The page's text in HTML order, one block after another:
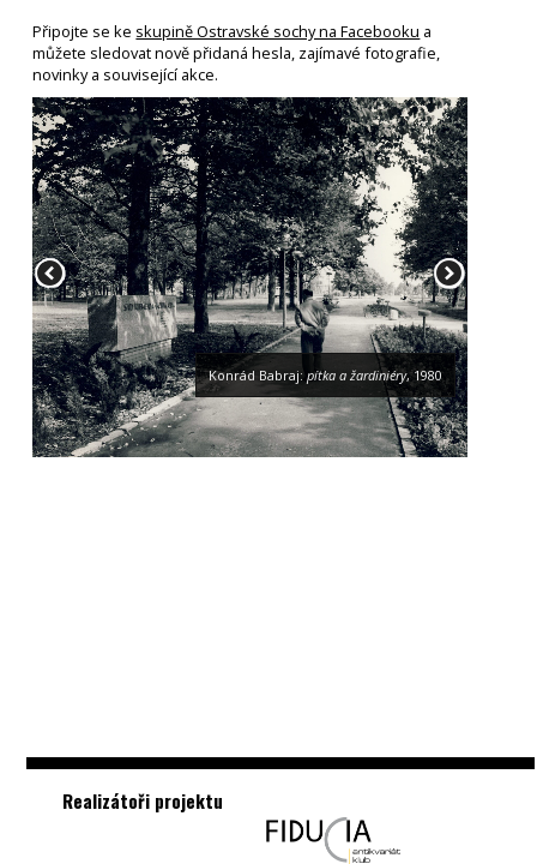
Připojte se ke skupině Ostravské sochy na Facebooku a
můžete sledovat nově přidaná hesla, zajímavé fotografie,
novinky a související akce.
Konrád Babraj:pítka a žardiniéry, 1980
Realizátoři projektu